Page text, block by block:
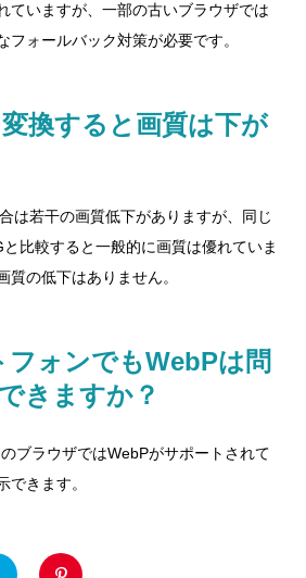
ていますが、一部の古いブラウザでは
フォールバック対策が必要です。
換すると画質は下が
は若干の画質低下がありますが、同じ
比較すると一般的に画質は優れていま
質の低下はありません。
フォンでもWebPは問
きますか？
ブラウザではWebPがサポートされて
できます。